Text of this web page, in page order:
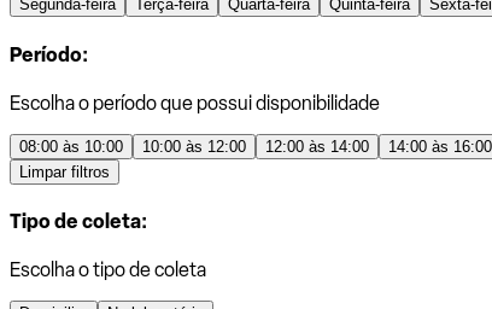
Segunda-feira Terça-feira Quarta-feira Quinta-feira Sexta-
Período:
Escolha o período que possui disponibilidade
08:00 às 10:00 10:00 às 12:00 12:00 às 14:00 14:00 às 16:00
Limpar filtros
Tipo de coleta:
Escolha o tipo de coleta